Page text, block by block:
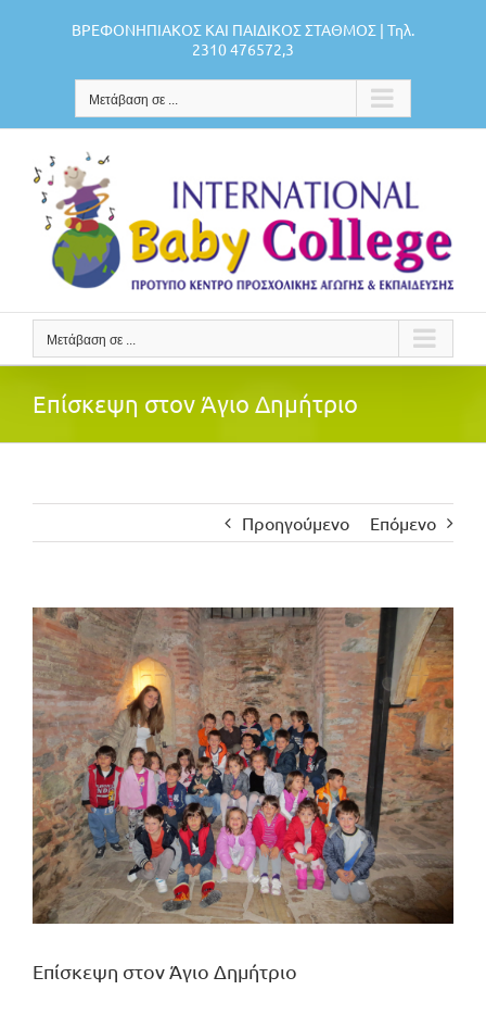
ΒΡΕΦΟΝΗΠΙΑΚΟΣ ΚΑΙ ΠΑΙΔΙΚΟΣ ΣΤΑΘΜΟΣ | Τηλ.
2310 476572,3
Μετάβαση σε ...
Μετάβαση σε ...
Επίσκεψη στον Άγιο Δημήτριο
Προηγούμενο Επόμενο
Προβολή
μεγαλύτερης
εικόνας
Επίσκεψη στον Άγιο Δημήτριο